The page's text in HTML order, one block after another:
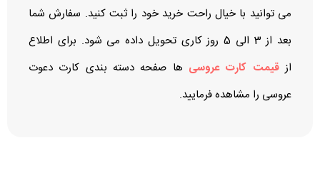
می توانید با خیال راحت خرید خود را ثبت کنید. سفارش شما
بعد از 3 الی 5 روز کاری تحویل داده می شود. برای اطلاع
از قیمت کارت عروسی ها صفحه دسته بندی کارت دعوت
عروسی را مشاهده فرمایید.